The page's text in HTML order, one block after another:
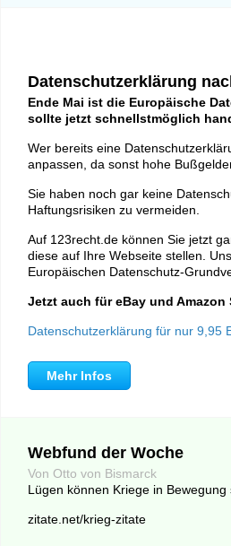
Datenschutzerklärung
Ende Mai ist die Europäische
sollte jetzt schnellstmöglich
Wer bereits eine
anpassen, da sonst hohe
Sie haben noch gar keine
Haftungsrisiken zu vermeiden.
Auf 123recht.de können Sie jetzt
diese auf Ihre Webseite stellen.
Europäischen Datenschutz-
Jetzt auch für eBay und Amazon
Datenschutzerklärung für nur 9,95
Mehr Infos
Webfund der Woche
Von Otto von Bismarck
Lügen können Kriege in
zitate.net/krieg-zitate